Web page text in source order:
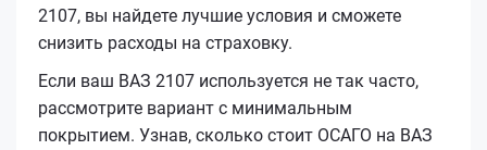
2107, вы найдете лучшие условия и сможете
снизить расходы на страховку.
Если ваш ВАЗ 2107 используется не так часто,
рассмотрите вариант с минимальным
покрытием. Узнав, сколько стоит ОСАГО на ВАЗ